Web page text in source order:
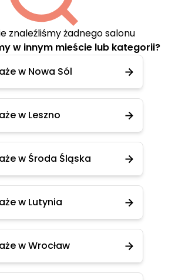
znaleźliśmy żadnego salonu
w innym mieście lub kategorii?
w Nowa Sól
w Leszno
w Środa Śląska
w Lutynia
w Wrocław